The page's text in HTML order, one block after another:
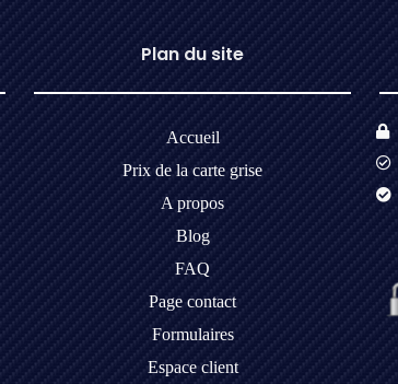
Plan du site
Accueil
Prix de la carte grise
A propos
Blog
FAQ
Page contact
Formulaires
Espace client